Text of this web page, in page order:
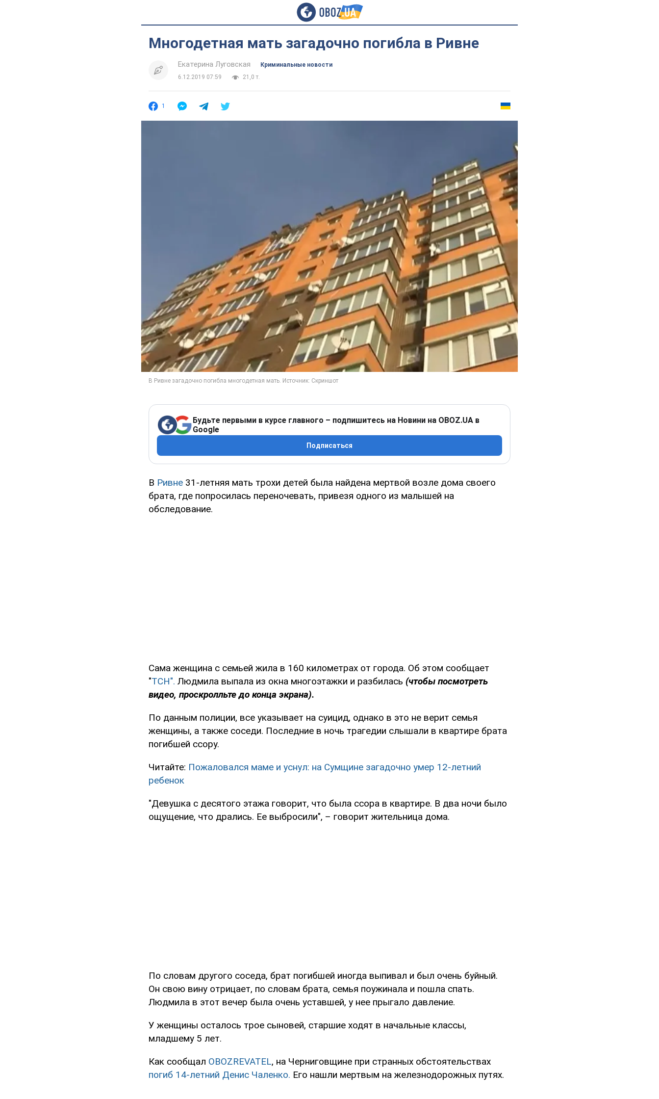
Многодетная мать загадочно погибла в Ривне
Екатерина Луговская
Криминальные новости
6.12.2019 07:59
21,0 т.
1
Будьте первыми в курсе главного – подпишитесь на Новини на OBOZ.UA в
Google
Подписаться
В Ривне 31-летняя мать трохи детей была найдена мертвой возле дома своего
брата, где попросилась переночевать, привезя одного из малышей на
обследование.
Сама женщина с семьей жила в 160 километрах от города. Об этом сообщает
"ТСН". Людмила выпала из окна многоэтажки и разбилась (чтобы посмотреть
видео, проскролльте до конца экрана).
По данным полиции, все указывает на суицид, однако в это не верит семья
женщины, а также соседи. Последние в ночь трагедии слышали в квартире брата
погибшей ссору.
Читайте: Пожаловался маме и уснул: на Сумщине загадочно умер 12-летний
ребенок
"Девушка с десятого этажа говорит, что была ссора в квартире. В два ночи было
ощущение, что дрались. Ее выбросили", – говорит жительница дома.
По словам другого соседа, брат погибшей иногда выпивал и был очень буйный.
Он свою вину отрицает, по словам брата, семья поужинала и пошла спать.
Людмила в этот вечер была очень уставшей, у нее прыгало давление.
У женщины осталось трое сыновей, старшие ходят в начальные классы,
младшему 5 лет.
Как сообщал OBOZREVATEL, на Черниговщине при странных обстоятельствах
погиб 14-летний Денис Чаленко. Его нашли мертвым на железнодорожных путях.